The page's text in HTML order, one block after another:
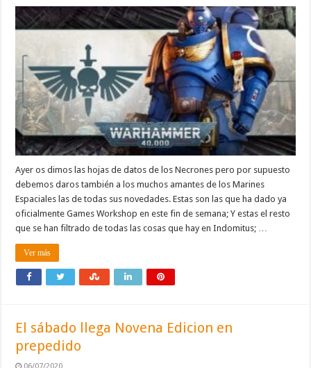
Ayer os dimos las hojas de datos de los Necrones pero por supuesto
debemos daros también a los muchos amantes de los Marines
Espaciales las de todas sus novedades. Estas son las que ha dado ya
oficialmente Games Workshop en este fin de semana; Y estas el resto
que se han filtrado de todas las cosas que hay en Indomitus; …
Ver más
El sábado llega Novena Edicion en
prepedido
06/07/2020